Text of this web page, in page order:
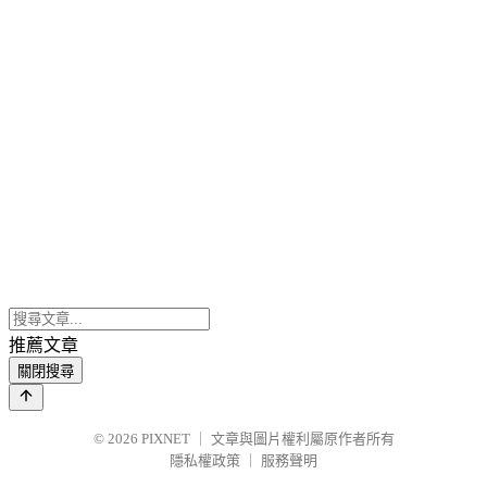
推薦文章
關閉搜尋
© 2026 PIXNET
文章與圖片權利屬原作者所有
隱私權政策
服務聲明